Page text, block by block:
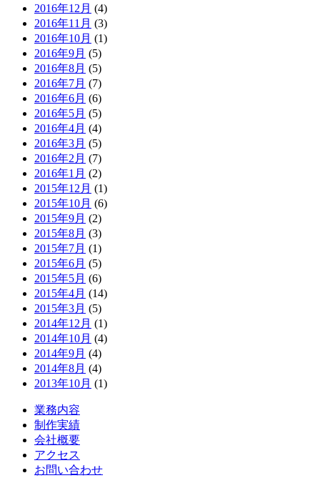
2016年12月 (4)
2016年11月 (3)
2016年10月 (1)
2016年9月 (5)
2016年8月 (5)
2016年7月 (7)
2016年6月 (6)
2016年5月 (5)
2016年4月 (4)
2016年3月 (5)
2016年2月 (7)
2016年1月 (2)
2015年12月 (1)
2015年10月 (6)
2015年9月 (2)
2015年8月 (3)
2015年7月 (1)
2015年6月 (5)
2015年5月 (6)
2015年4月 (14)
2015年3月 (5)
2014年12月 (1)
2014年10月 (4)
2014年9月 (4)
2014年8月 (4)
2013年10月 (1)
業務内容
制作実績
会社概要
アクセス
お問い合わせ